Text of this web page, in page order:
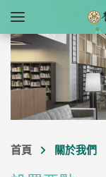
首頁 關於我們